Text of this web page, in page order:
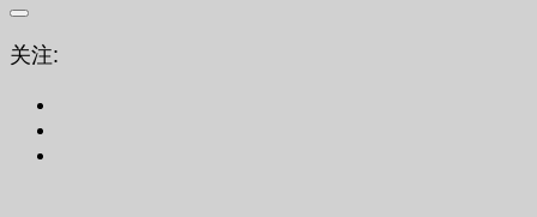
关注: